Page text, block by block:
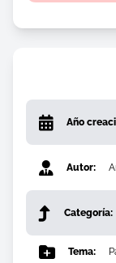
Año
Autor:
Categoría:
Tema: